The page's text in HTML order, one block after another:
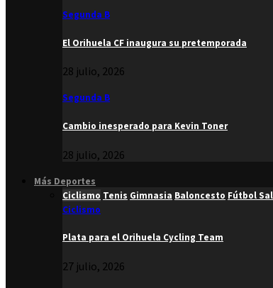
Segunda B
El Orihuela CF inaugura su pretemporada
28 julio, 2026
Segunda B
Cambio inesperado para Kevin Toner
28 julio, 2026
Más Deportes
Ciclismo Tenis Gimnasia Baloncesto Fútbol
Ciclismo
Plata para el Orihuela Cycling Team
27 julio, 2026